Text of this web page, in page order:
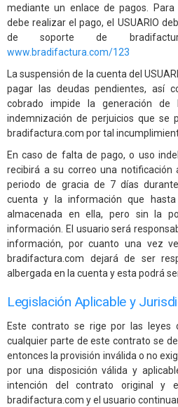
mediante un enlace de pagos.
debe realizar el pago, el USUARIO
de soporte de
www.bradifactura.com/123
La suspensión de la cuenta del
pagar las deudas pendientes, así
cobrado impide la generación
indemnización de perjuicios que se
bradifactura.com por tal
En caso de falta de pago, o uso
recibirá a su correo una
periodo de gracia de 7 días
cuenta y la información que
almacenada en ella, pero sin la
información. El usuario será
información, por cuanto una vez
bradifactura.com dejará de ser
albergada en la cuenta y esta podrá
Legislación Aplicable y
Este contrato se rige por las leyes
cualquier parte de este contrato se
entonces la provisión inválida o no
por una disposición válida y
intención del contrato original y
bradifactura.com y el usuario